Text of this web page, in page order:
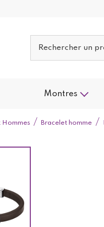
Montres
Hommes Bracelet homme